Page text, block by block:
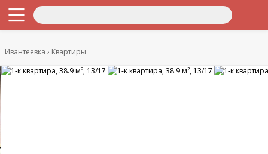
Ивантеевка Квартиры